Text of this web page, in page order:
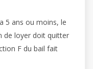
5 ans ou moins, le
de loyer doit quitter
F du bail fait